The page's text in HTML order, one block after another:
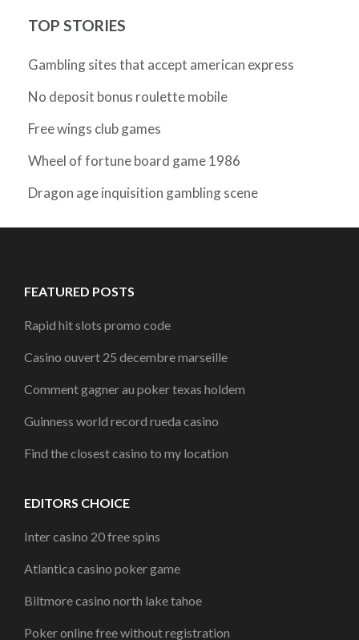
TOP STORIES
Gambling sites that accept american express
No deposit bonus roulette mobile
Free wings club games
Wheel of fortune board game 1986
Dragon age inquisition gambling scene
FEATURED POSTS
Rapid hit slots promo code
Casino ouvert 25 decembre marseille
Comment gagner au poker texas holdem
Guinness world record rueda casino
Find the closest casino to my location
EDITORS CHOICE
Inter casino 20 free spins
Atlantica casino poker game
Biltmore casino north lake tahoe
Poker online free without registration